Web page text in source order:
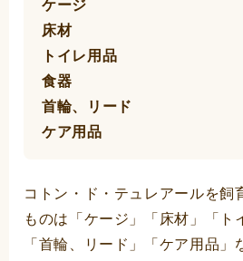
ケージ
床材
トイレ用品
食器
首輪、リード
ケア用品
コトン・ド・テュレアールを飼
ものは「ケージ」「床材」「ト
「首輪、リード」「ケア用品」